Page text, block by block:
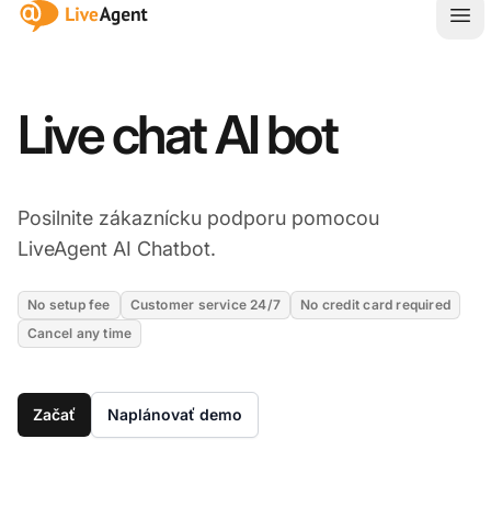
:site.title
Live chat AI bot
Posilnite zákaznícku podporu pomocou
LiveAgent AI Chatbot.
No setup fee Customer service 24/7
No credit card required
Cancel any time
Začať Naplánovať demo